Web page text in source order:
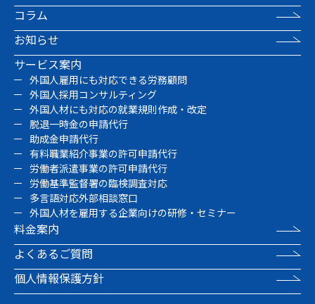
コラム
お知らせ
サービス案内
外国人雇用にも対応できる労務顧問
外国人採用コンサルティング
外国人材にも対応の就業規則作成・改定
脱退一時金の申請代行
助成金申請代行
有料職業紹介事業の許可申請代行
労働者派遣事業の許可申請代行
労働基準監督署の臨検調査対応
多言語対応外部相談窓口
外国人材を雇用する企業向けの研修・セミナー
料金案内
よくあるご質問
個人情報保護方針